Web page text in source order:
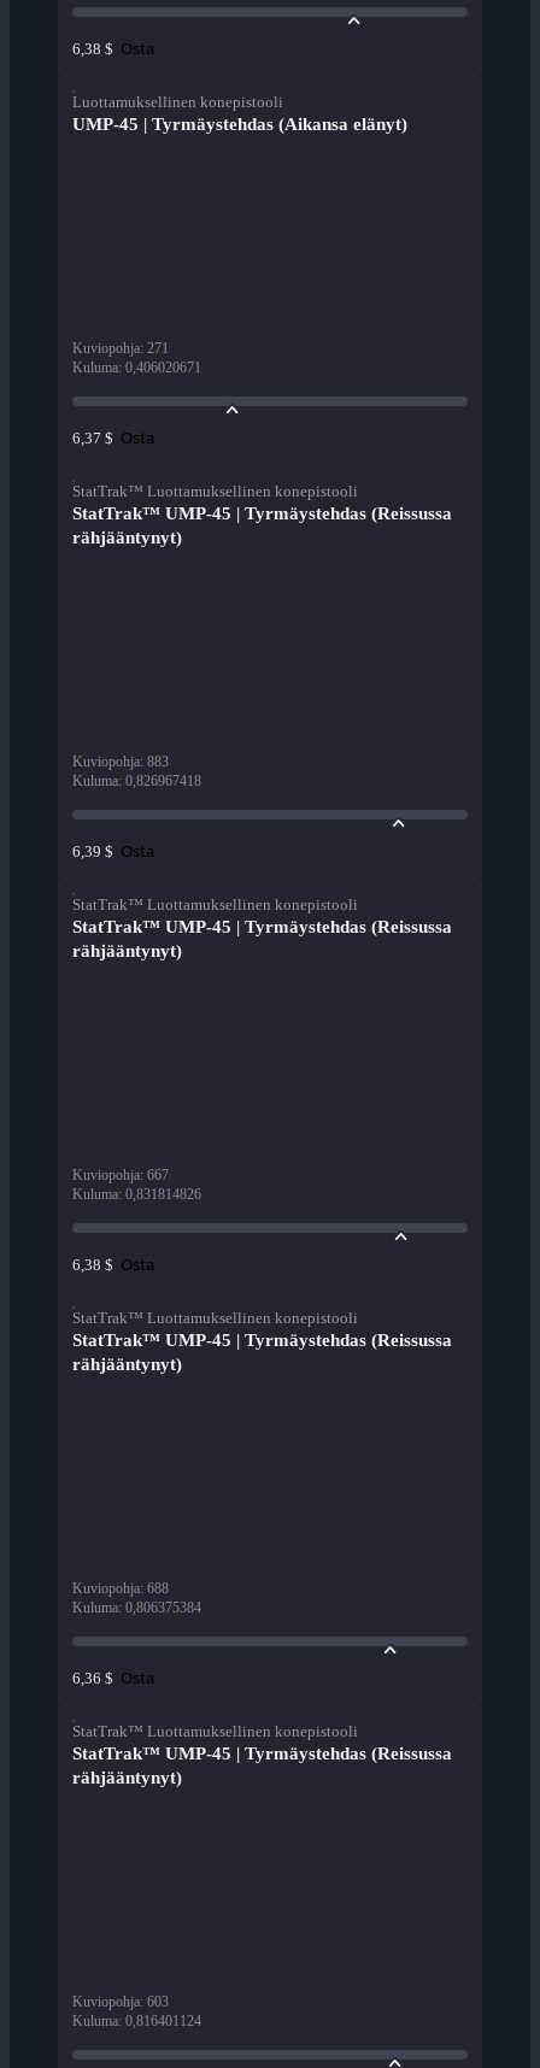
6,38 $ Osta
Luottamuksellinen konepistooli
UMP-45 | Tyrmäystehdas (Aikansa elänyt)
Kuviopohja: 271
Kuluma: 0,406020671
6,37 $ Osta
StatTrak™ Luottamuksellinen konepistooli
StatTrak™ UMP-45 | Tyrmäystehdas (Reissussa
rähjääntynyt)
Kuviopohja: 883
Kuluma: 0,826967418
6,39 $ Osta
StatTrak™ Luottamuksellinen konepistooli
StatTrak™ UMP-45 | Tyrmäystehdas (Reissussa
rähjääntynyt)
Kuviopohja: 667
Kuluma: 0,831814826
6,38 $ Osta
StatTrak™ Luottamuksellinen konepistooli
StatTrak™ UMP-45 | Tyrmäystehdas (Reissussa
rähjääntynyt)
Kuviopohja: 688
Kuluma: 0,806375384
6,36 $ Osta
StatTrak™ Luottamuksellinen konepistooli
StatTrak™ UMP-45 | Tyrmäystehdas (Reissussa
rähjääntynyt)
Kuviopohja: 603
Kuluma: 0,816401124